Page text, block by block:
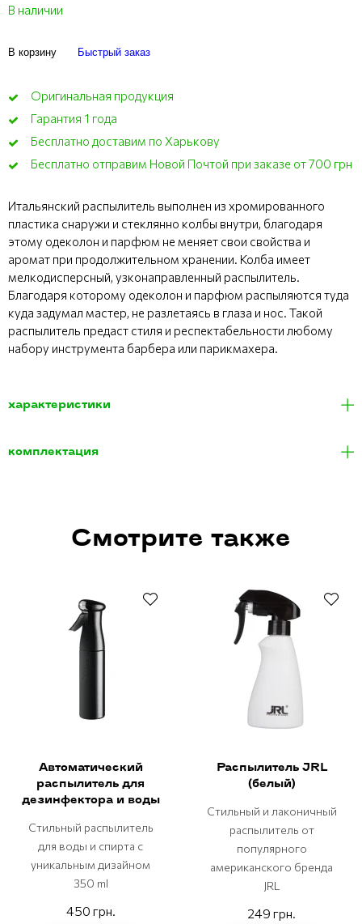
В наличии
В корзину Быстрый заказ
Оригинальная продукция
Гарантия 1 года
Бесплатно доставим по Харькову
Бесплатно отправим Новой Почтой при заказе от 700 грн
Итальянский распылитель выполнен из хромированного
пластика снаружи и стеклянно колбы внутри, благодаря
этому одеколон и парфюм не меняет свои свойства и
аромат при продолжительном хранении. Колба имеет
мелкодисперсный, узконаправленный распылитель.
Благодаря которому одеколон и парфюм распыляются туда
куда задумал мастер, не разлетаясь в глаза и нос. Такой
распылитель предаст стиля и респектабельности любому
набору инструмента барбера или парикмахера.
характеристики
комплектация
Смотрите также
Автоматический
распылитель для
дезинфектора и воды
Стильный распылитель
для воды и спирта с
уникальным дизайном
350 ml
450 грн.
Распылитель JRL
(белый)
Стильный и лаконичный
распылитель от
популярного
американского бренда
JRL
249 грн.